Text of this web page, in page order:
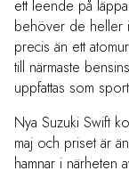
ett leende på
behöver de heller
precis än ett
till närmaste
uppfattas som
Nya Suzuki Swift
maj och priset är
hamnar i närheten